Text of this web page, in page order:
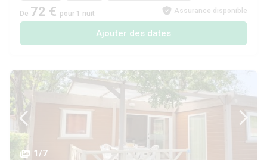
De 72 € pour 1 nuit Assurance disponible
Ajouter des dates
1/7